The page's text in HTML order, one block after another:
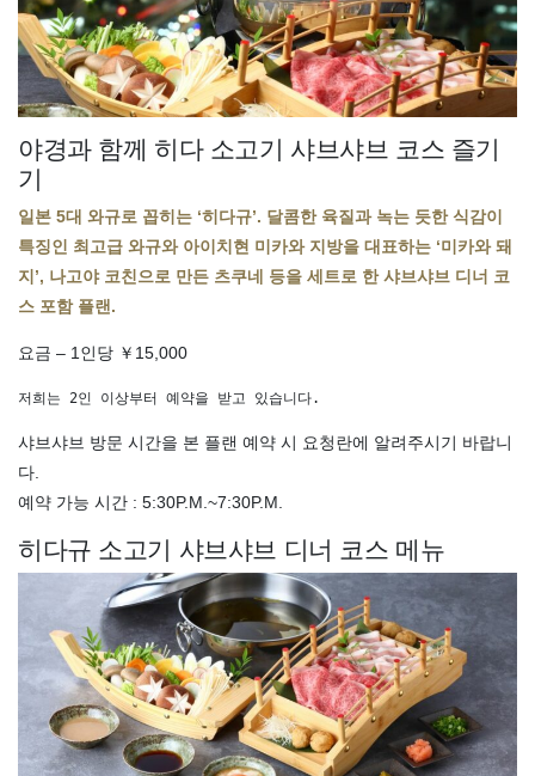
야경과 함께 히다 소고기 샤브샤브 코스 즐기
기
일본 5대 와규로 꼽히는 ‘히다규’. 달콤한 육질과 녹는 듯한 식감이
특징인 최고급 와규와 아이치현 미카와 지방을 대표하는 ‘미카와 돼
지’, 나고야 코친으로 만든 츠쿠네 등을 세트로 한 샤브샤브 디너 코
스 포함 플랜.
요금 – 1인당 ￥15,000
저희는 2인 이상부터 예약을 받고 있습니다.
샤브샤브 방문 시간을 본 플랜 예약 시 요청란에 알려주시기 바랍니
다.
예약 가능 시간 : 5:30P.M.~7:30P.M.
히다규 소고기 샤브샤브 디너 코스 메뉴